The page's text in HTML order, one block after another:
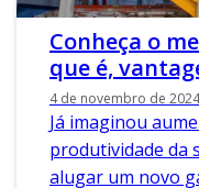
Conheça o
que é,
4 de novembro de 2024
Já imaginou
produtividade da
alugar um novo